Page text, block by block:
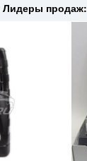
Лидеры продаж: